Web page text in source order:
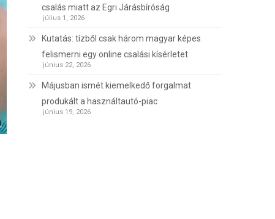
csalás miatt az Egri Járásbíróság
július 1, 2026
Kutatás: tízből csak három magyar képes
felismerni egy online csalási kísérletet
június 22, 2026
Májusban ismét kiemelkedő forgalmat
produkált a használtautó-piac
június 19, 2026